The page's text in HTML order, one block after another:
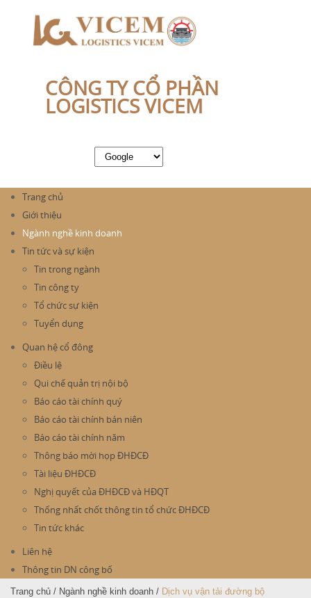
CÔNG TY CỔ PHẦN
LOGISTICS VICEM
Trang chủ
Giới thiệu
Ngành nghề kinh doanh
Tin tức và sự kiện
Tin trong ngành
Tin công ty
Tổ chức sự kiện
Tuyển dụng
Quan hệ cổ đông
Điều lệ
Qui chế quản trị nội bộ
Báo cáo tài chính quý
Báo cáo tài chính bán niên
Báo cáo tài chính năm
Thông báo mời họp ĐHĐCĐ
Tài liệu ĐHĐCĐ
Nghị quyết của ĐHĐCĐ và HĐQT
Thống nhất chốt thông tin tổ chức ĐHĐCĐ
Tin tức khác
Liên hệ
Thông tin DN công bố
Trang chủ / Ngành nghề kinh doanh / Dịch vụ vận tải đường bộ